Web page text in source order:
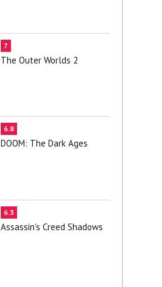
7
The Outer Worlds 2
6.8
DOOM: The Dark Ages
6.3
Assassin's Creed Shadows